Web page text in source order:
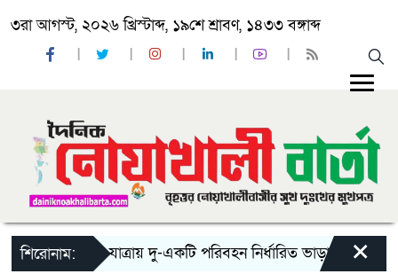
৩রা আগস্ট, ২০২৬ খ্রিস্টাব্দ, ১৯শে শ্রাবণ, ১৪৩৩ বঙ্গাব্দ
শিরোনাম:‘ঈদ যাত্রায় দু-একটি পরিবহন নির্ধারিত ভাড়ার চেয়েও কম
×